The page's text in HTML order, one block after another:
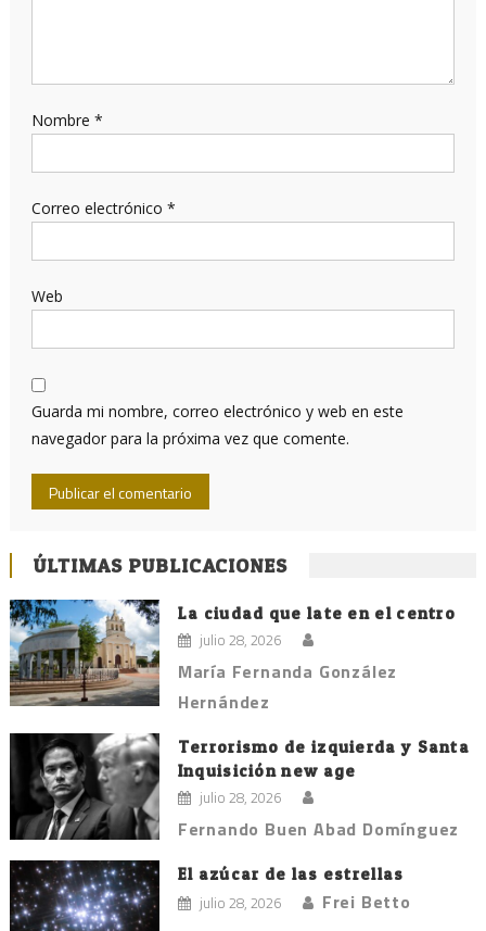
Nombre *
Correo electrónico *
Web
Guarda mi nombre, correo electrónico y web en este
navegador para la próxima vez que comente.
ÚLTIMAS PUBLICACIONES
La ciudad que late en el centro
julio 28, 2026
María Fernanda González
Hernández
Terrorismo de izquierda y Santa
Inquisición new age
julio 28, 2026
Fernando Buen Abad Domínguez
El azúcar de las estrellas
julio 28, 2026 Frei Betto